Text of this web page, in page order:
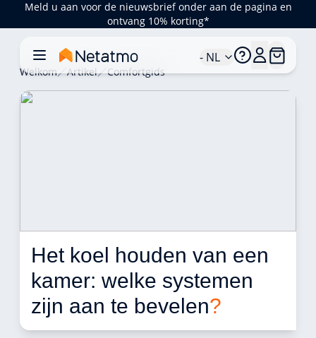
Meld u aan voor de nieuwsbrief onder aan de pagina en
ontvang 10% korting*
- NL
Welkom Artikel Comfortgids
Het koel houden van een
kamer: welke systemen
zijn aan te bevelen?